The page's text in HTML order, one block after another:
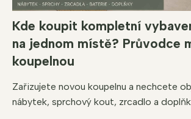
Kde koupit kompletní
na jednom místě? Průvodce
koupelnou
Zařizujete novou koupelnu a nechcete
nábytek, sprchový kout, zrcadlo a